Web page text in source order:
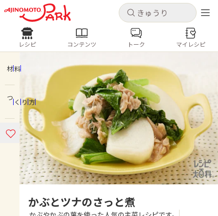
キャンセル
ログインするとレシピを保存できます
ログイン 新規登録
ホーム
コンテンツ
レシピ
キャンセル
レシピ コンテンツ
人気の食材・レシピ
きゅうり なす トマト
とうもろこし
ピーマン
みょうが ゴーヤ
レシピ コンテンツ トーク マイレシピ
材料
つくり方
かぶとツナのさっと煮